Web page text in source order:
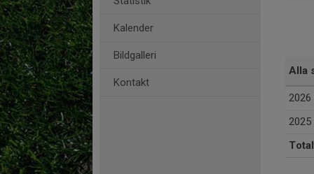
Kalender
Bildgalleri
Kontakt
Alla
2026
2025